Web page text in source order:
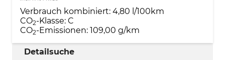
Verbrauch kombiniert: 4,80 l/100km
CO2-Klasse: C
CO2-Emissionen: 109,00 g/km
Detailsuche